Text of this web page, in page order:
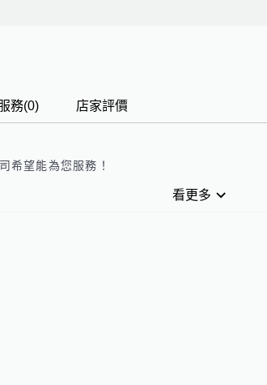
務(0) 店家評價
希望能為您服務！
看更多